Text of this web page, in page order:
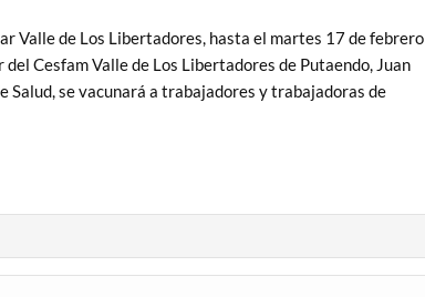
Valle de Los Libertadores, hasta el martes 17 de febrero
Cesfam Valle de Los Libertadores de Putaendo, Juan
se vacunará a trabajadores y trabajadoras de